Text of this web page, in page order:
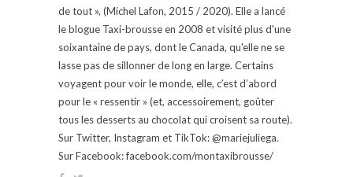
de tout », (Michel Lafon, 2015 / 2020). Elle a lancé
le blogue Taxi-brousse en 2008 et visité plus d'une
soixantaine de pays, dont le Canada, qu'elle ne se
lasse pas de sillonner de long en large. Certains
voyagent pour voir le monde, elle, c’est d’abord
pour le « ressentir » (et, accessoirement, goûter
tous les desserts au chocolat qui croisent sa route).
Sur Twitter, Instagram et TikTok: @mariejuliega.
Sur Facebook: facebook.com/montaxibrousse/